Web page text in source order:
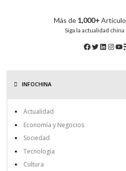
Más de 1,000+
Siga la actualidad
INFOCHINA
Actualidad
Economía y Negocios
Sociedad
Tecnología
Cultura